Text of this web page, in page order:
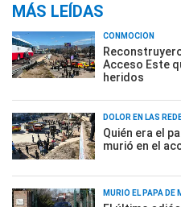
MÁS LEÍDAS
CONMOCIÓN
Acceso Este
heridos
DOLOR EN LAS
Quién era el
murió en el
MURIÓ EL PAPÁ DE